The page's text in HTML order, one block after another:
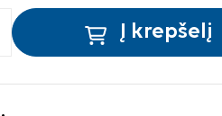
Į krepšelį